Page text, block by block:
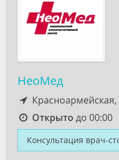
НеоМед
Красноармейская,
Открыто до 00:00
Консультация врач-